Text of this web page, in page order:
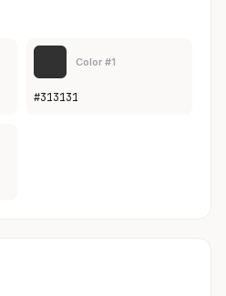
Color #1
#313131